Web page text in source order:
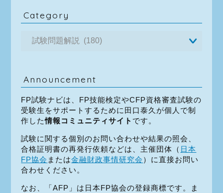
Category
Announcement
FP試験ナビは、FP技能検定やCFP資格審査試験の
受験生をサポートするために田口泰久が個人で制
作した情報コミュニティサイト です。
試験に関する個別のお問い合わせや結果の照会、
合格証明書の再発行依頼などは、主催団体（ 日本
FP協会 または金融財政事情研究会 ）に直接お問い
合わせください。
なお、「AFP」は日本FP協会の登録商標です。ま